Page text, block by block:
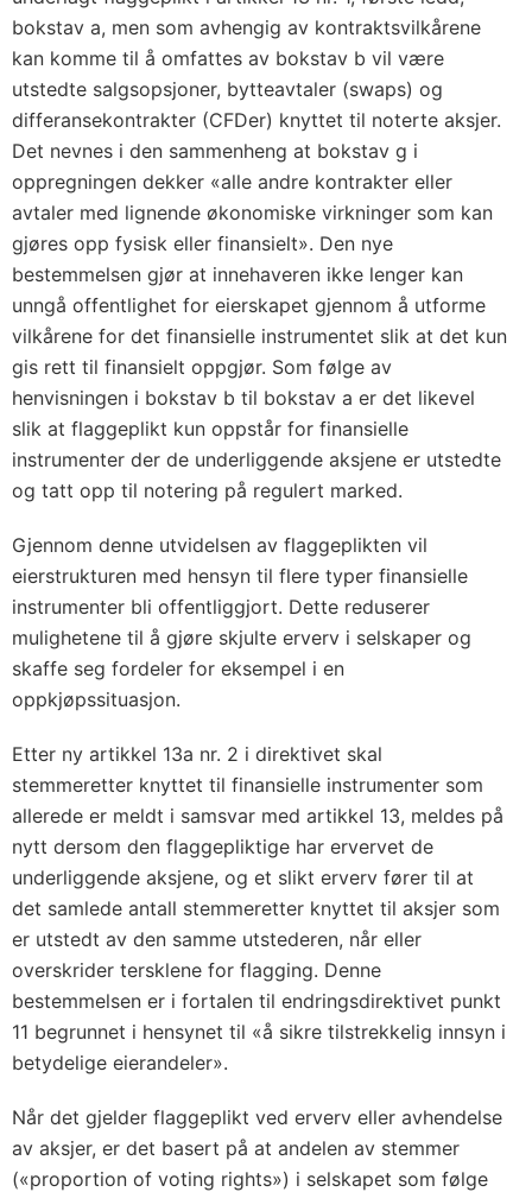
bokstav a, men som avhengig av kontraktsvilkårene
kan komme til å omfattes av bokstav b vil være
utstedte salgsopsjoner, bytteavtaler (swaps) og
differansekontrakter (CFDer) knyttet til noterte aksjer.
Det nevnes i den sammenheng at bokstav g i
oppregningen dekker «alle andre kontrakter eller
avtaler med lignende økonomiske virkninger som kan
gjøres opp fysisk eller finansielt». Den nye
bestemmelsen gjør at innehaveren ikke lenger kan
unngå offentlighet for eierskapet gjennom å utforme
vilkårene for det finansielle instrumentet slik at det kun
gis rett til finansielt oppgjør. Som følge av
henvisningen i bokstav b til bokstav a er det likevel
slik at flaggeplikt kun oppstår for finansielle
instrumenter der de underliggende aksjene er utstedte
og tatt opp til notering på regulert marked.
Gjennom denne utvidelsen av flaggeplikten vil
eierstrukturen med hensyn til flere typer finansielle
instrumenter bli offentliggjort. Dette reduserer
mulighetene til å gjøre skjulte erverv i selskaper og
skaffe seg fordeler for eksempel i en
oppkjøpssituasjon.
Etter ny artikkel 13a nr. 2 i direktivet skal
stemmeretter knyttet til finansielle instrumenter som
allerede er meldt i samsvar med artikkel 13, meldes på
nytt dersom den flaggepliktige har ervervet de
underliggende aksjene, og et slikt erverv fører til at
det samlede antall stemmeretter knyttet til aksjer som
er utstedt av den samme utstederen, når eller
overskrider tersklene for flagging. Denne
bestemmelsen er i fortalen til endringsdirektivet punkt
11 begrunnet i hensynet til «å sikre tilstrekkelig innsyn i
betydelige eierandeler».
Når det gjelder flaggeplikt ved erverv eller avhendelse
av aksjer, er det basert på at andelen av stemmer
(«proportion of voting rights») i selskapet som følge